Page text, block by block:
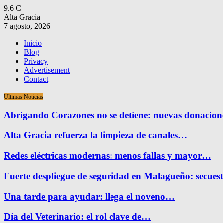
9.6 C
Alta Gracia
7 agosto, 2026
Inicio
Blog
Privacy
Advertisement
Contact
Últimas Noticias
Abrigando Corazones no se detiene: nuevas
Alta Gracia refuerza la limpieza de canales…
Redes eléctricas modernas: menos fallas y mayor…
Fuerte despliegue de seguridad en Malagueño:
Una tarde para ayudar: llega el noveno…
Día del Veterinario: el rol clave de…